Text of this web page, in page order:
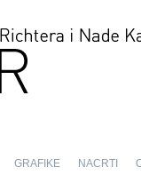
GRAFIKE NACRTI